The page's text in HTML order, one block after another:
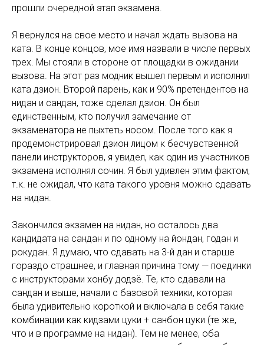
прошли очередной этап экзамена.
Я вернулся на свое место и начал ждать вызова на
ката. В конце концов, мое имя назвали в числе первых
трех. Мы стояли в стороне от площадки в ожидании
вызова. На этот раз модник вышел первым и исполнил
ката дзион. Второй парень, как и 90% претендентов на
нидан и сандан, тоже сделал дзион. Он был
единственным, кто получил замечание от
экзаменатора не пыхтеть носом. После того как я
продемонстрировал дзион лицом к бесчувственной
панели инструкторов, я увидел, как один из участников
экзамена исполнял сочин. Я был удивлен этим фактом,
т.к. не ожидал, что ката такого уровня можно сдавать
на нидан.
Закончился экзамен на нидан, но осталось два
кандидата на сандан и по одному на йондан, годан и
рокудан. Я думаю, что сдавать на 3-й дан и старше
гораздо страшнее, и главная причина тому — поединки
с инструкторами хонбу додзё. Те, кто сдавали на
сандан и выше, начали с базовой техники, которая
была удивительно короткой и включала в себя такие
комбинации как кидзами цуки + санбон цуки (те же,
что и в программе на нидан). Тем не менее, оба